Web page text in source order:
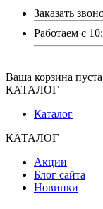
Заказать
Работаем с
Ваша корзина
КАТАЛОГ
Каталог
КАТАЛОГ
Акции
Блог сайта
Новинки